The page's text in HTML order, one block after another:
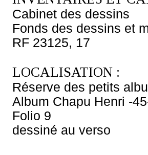
Cabinet des dessins
Fonds des dessins et
RF 23125, 17
LOCALISATION :
Réserve des petits
Album Chapu Henri -
Folio 9
dessiné au verso